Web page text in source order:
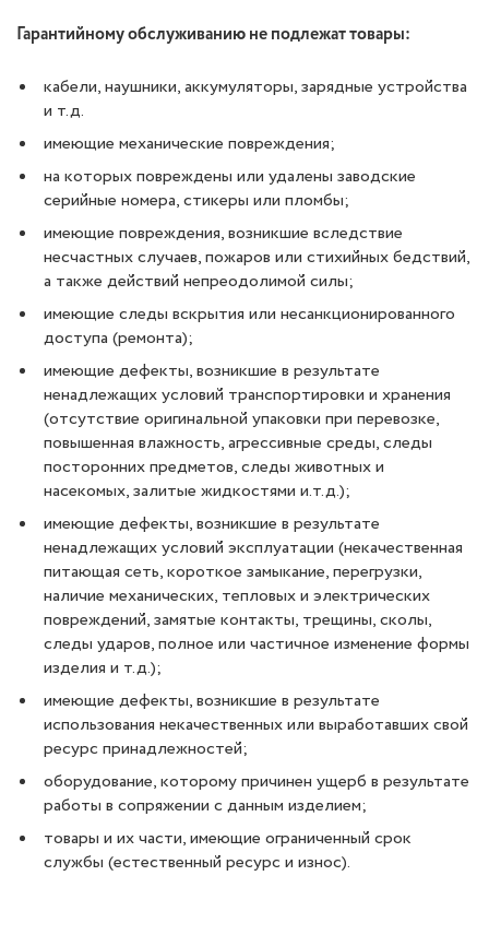
Гарантийному обслуживанию не подлежат товары:
кабели, наушники, аккумуляторы, зарядные устройства
и т.д.
имеющие механические повреждения;
на которых повреждены или удалены заводские
серийные номера, стикеры или пломбы;
имеющие повреждения, возникшие вследствие
несчастных случаев, пожаров или стихийных бедствий,
а также действий непреодолимой силы;
имеющие следы вскрытия или несанкционированного
доступа (ремонта);
имеющие дефекты, возникшие в результате
ненадлежащих условий транспортировки и хранения
(отсутствие оригинальной упаковки при перевозке,
повышенная влажность, агрессивные среды, следы
посторонних предметов, следы животных и
насекомых, залитые жидкостями и.т.д.);
имеющие дефекты, возникшие в результате
ненадлежащих условий эксплуатации (некачественная
питающая сеть, короткое замыкание, перегрузки,
наличие механических, тепловых и электрических
повреждений, замятые контакты, трещины, сколы,
следы ударов, полное или частичное изменение формы
изделия и т.д.);
имеющие дефекты, возникшие в результате
использования некачественных или выработавших свой
ресурс принадлежностей;
оборудование, которому причинен ущерб в результате
работы в сопряжении с данным изделием;
товары и их части, имеющие ограниченный срок
службы (естественный ресурс и износ).